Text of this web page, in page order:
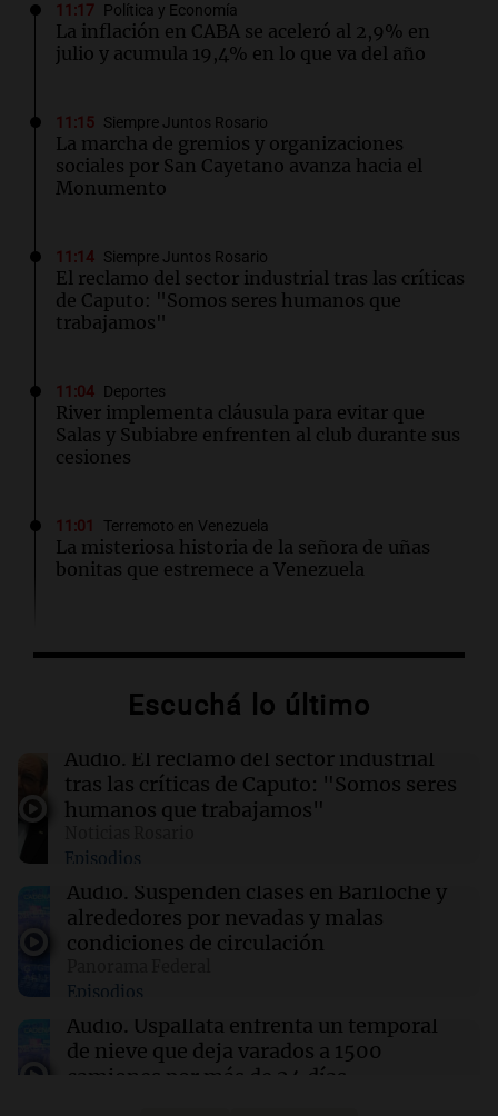
11:17 Política y Economía
La inflación en CABA se aceleró al 2,9% en
julio y acumula 19,4% en lo que va del año
11:15 Siempre Juntos Rosario
La marcha de gremios y organizaciones
sociales por San Cayetano avanza hacia el
Monumento
11:14 Siempre Juntos Rosario
El reclamo del sector industrial tras las críticas
de Caputo: "Somos seres humanos que
trabajamos"
11:04 Deportes
River implementa cláusula para evitar que
Salas y Subiabre enfrenten al club durante sus
cesiones
11:01 Terremoto en Venezuela
La misteriosa historia de la señora de uñas
bonitas que estremece a Venezuela
Moria Casán llega a Netflix con una serie que
Susana Manzelli
10:51 Desayuno de Juntos
Se divorciaron y la Justicia ordenó que ella le
pague una renta por vivir en la casa familiar
PorAgustina Vivanco
10:50 Sociedad
Quién era la bombera que murió en el trágico
choque de la ruta 19
10:49 Sociedad
León XIV en Córdoba: el papa, los aviones de
guerra y una cruenta batalla olvidada
Escuchá lo último
Audio. El reclamo del sector industrial
tras las críticas de Caputo: "Somos seres
humanos que trabajamos"
Episodios
Audio. Suspenden clases en Bariloche y
alrededores por nevadas y malas
condiciones de circulación
Episodios
Audio. Uspallata enfrenta un temporal
de nieve que deja varados a 1500
camiones por más de 24 días